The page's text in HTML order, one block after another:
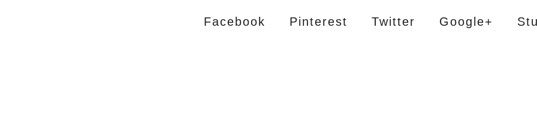
Facebook Pinterest Twitter Google+